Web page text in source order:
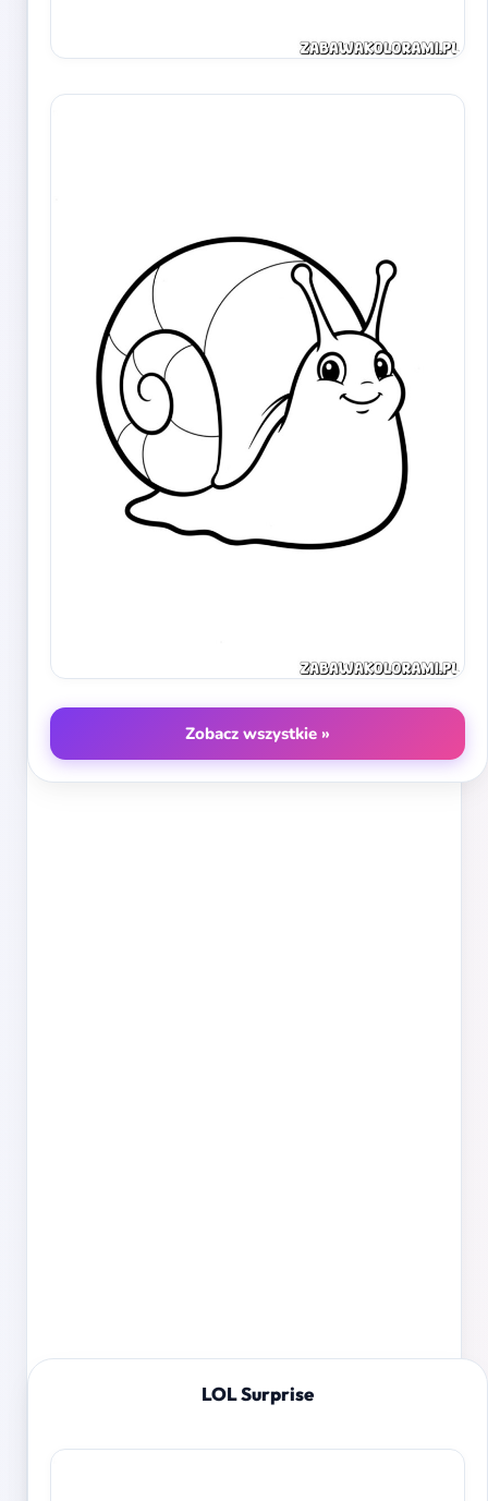
Zobacz wszystkie »
LOL Surprise